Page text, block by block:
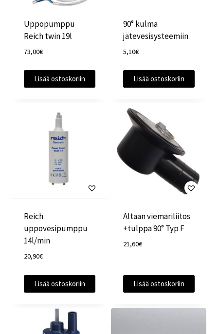
Uppopumppu
Reich twin 19l
73,00€
Lisää ostoskoriin
90° kulma
jätevesisysteemiin
5,10€
Lisää ostoskoriin
Reich
uppovesipumppu
14l/min
20,90€
Lisää ostoskoriin
Altaan viemäriliitos
+tulppa 90° Typ F
21,60€
Lisää ostoskoriin